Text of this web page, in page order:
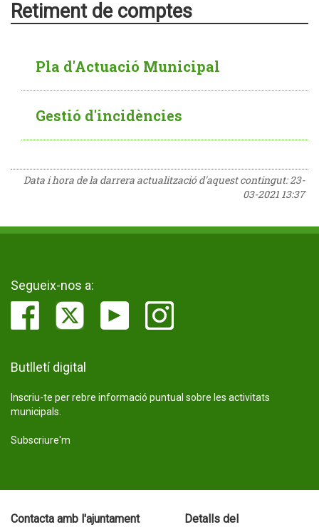
Retiment de comptes
Pla d'Actuació Municipal
Gestió d'incidències
Data i hora de la darrera actualització d'aquest contingut:23-
03-2021 13:37
Segueix-nos a:
Butlletí digital
Inscriu-te per rebre informació puntual sobre les activitats
municipals.
Subscriure'm
Contacta amb l'ajuntament Detalls del